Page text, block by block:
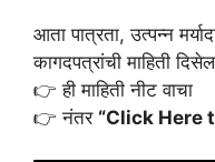
आता पात्रता, उत्पन्न
कागदपत्रांची माहिती
👉 ही माहिती नीट वाचा
👉 नंतर “Click Here